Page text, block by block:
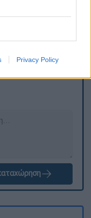
Privacy Policy
δική σας ευθύνη. Το